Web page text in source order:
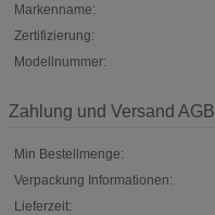
Markenname:
Zertifizierung:
Modellnummer:
Zahlung und Versand AGB
Min Bestellmenge:
Verpackung Informationen:
Lieferzeit: